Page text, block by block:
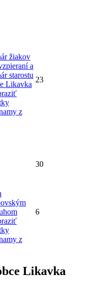
žiakov
a
starostu
Likavka
z
23
30
z
6
Likavka